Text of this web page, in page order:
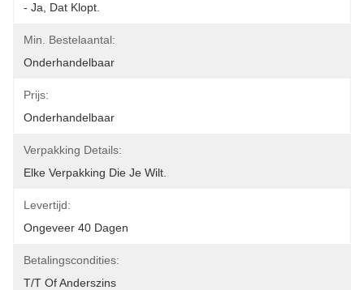
- Ja, Dat Klopt.
Min. Bestelaantal:
Onderhandelbaar
Prijs:
Onderhandelbaar
Verpakking Details:
Elke Verpakking Die Je Wilt.
Levertijd:
Ongeveer 40 Dagen
Betalingscondities:
T/T Of Anderszins